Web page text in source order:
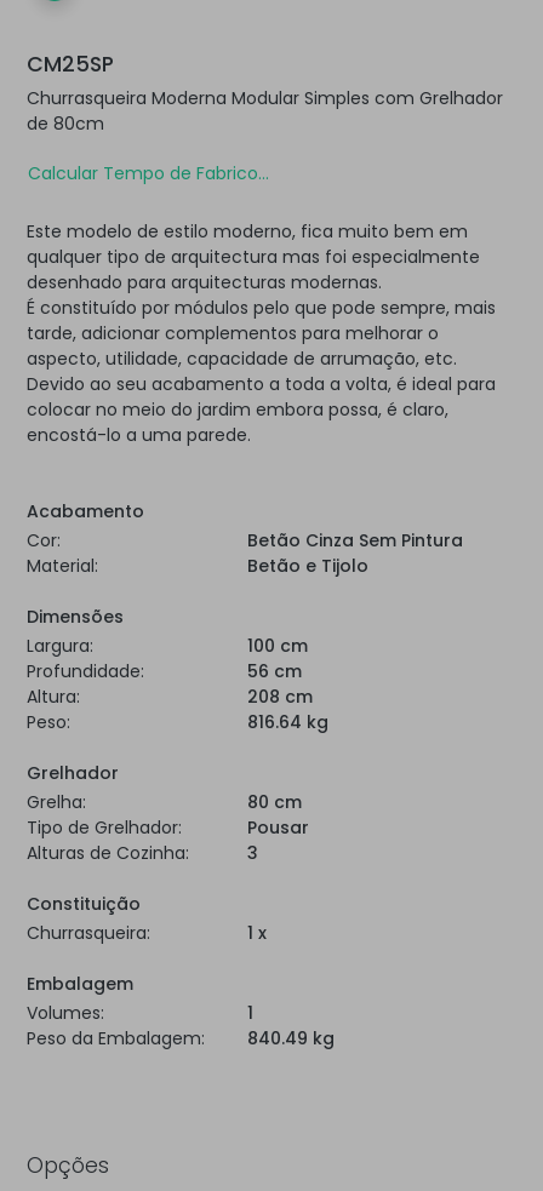
CM25SP
Churrasqueira Moderna Modular Simples com Grelhador
de 80cm
Calcular Tempo de Fabrico...
Este modelo de estilo moderno, fica muito bem em
qualquer tipo de arquitectura mas foi especialmente
desenhado para arquitecturas modernas.
É constituído por módulos pelo que pode sempre, mais
tarde, adicionar complementos para melhorar o
aspecto, utilidade, capacidade de arrumação, etc.
Devido ao seu acabamento a toda a volta, é ideal para
colocar no meio do jardim embora possa, é claro,
encostá-lo a uma parede.
Acabamento
Cor:
Betão Cinza Sem Pintura
Material:
Betão e Tijolo
Dimensões
Largura:
100 cm
Profundidade:
56 cm
Altura:
208 cm
Peso:
816.64 kg
Grelhador
Grelha:
80 cm
Tipo de Grelhador:
Pousar
Alturas de Cozinha:
3
Constituição
Churrasqueira:
1 x
Embalagem
Volumes:
1
Peso da Embalagem:
840.49 kg
Opções